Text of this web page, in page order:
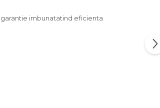
garantie imbunatatind eficienta